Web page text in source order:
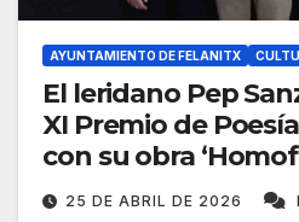
AYUNTAMIENTO DE FELANITX
El leridano Pep
XI Premio de
con su obra
25 DE ABRIL DE 2026